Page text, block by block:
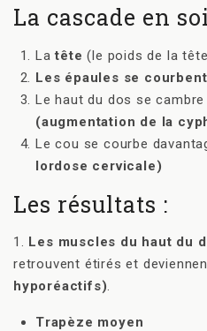
La cascade en
Latête (le poids de la
Les épaules se courbent
Le haut du dos se cambre
(augmentation de la
Le cou se courbe
lordose cervicale)
Les résultats :
1. Les muscles du haut du
retrouvent étirés et
hyporéactifs).
Trapèze moyen